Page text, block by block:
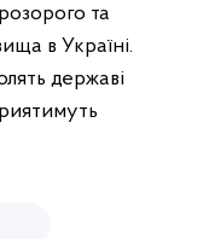
та
в Україні.
державі